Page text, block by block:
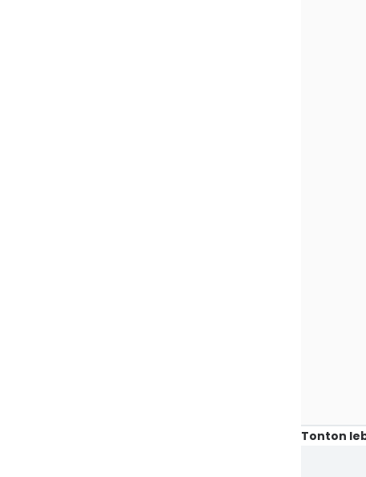
Tonton